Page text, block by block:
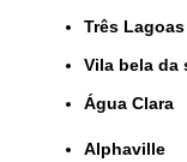
Três Lagoas
Vila bela
Água Clara
Alphaville